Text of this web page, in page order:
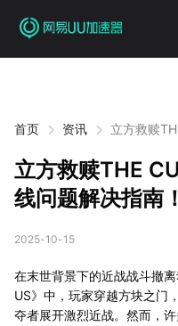
首页 资讯
立方救赎
立方救赎THE
线问题解决指南！
2025-10-15
在末世背景下的近战战斗撤
US》中，玩家穿越方块之门
夺者展开激烈近战。然而，